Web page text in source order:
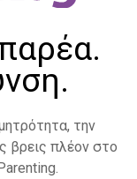
την
βρεις πλέον στο